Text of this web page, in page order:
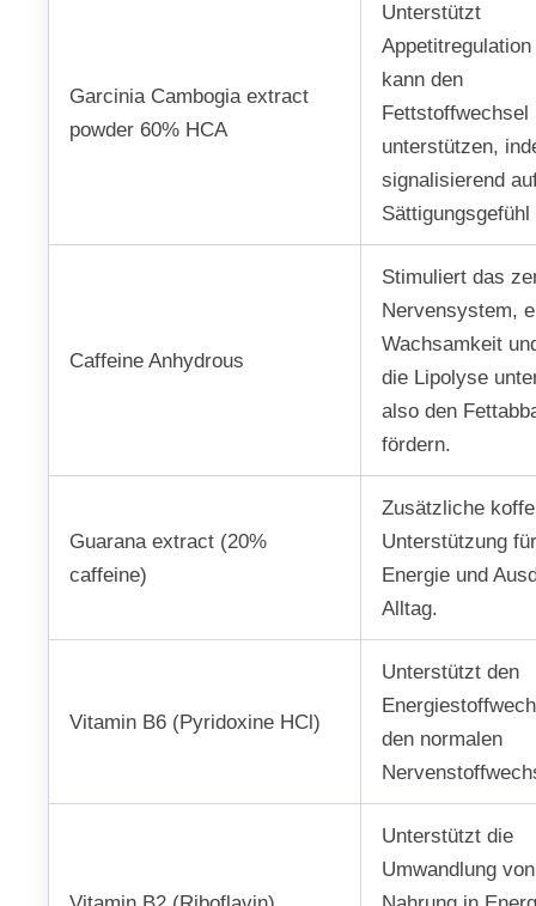
Garcinia Cambogia extract
powder 60% HCA
Unterstützt
Appetitregulation
kann den
Fettstoffwechsel
unterstützen,
signalisierend
Caffeine Anhydrous
Stimuliert das
Nervensystem,
Wachsamkeit
die Lipolyse
also den
fördern.
Guarana extract (20%
caffeine)
Zusätzliche
Unterstützung
Energie und
Alltag.
Vitamin B6 (Pyridoxine HCl)
Unterstützt den
den normalen
Unterstützt die
Umwandlung von